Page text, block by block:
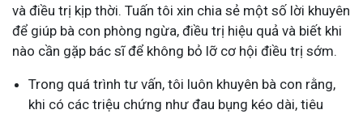
và điều trị kịp thời. Tuấn tôi xin chia sẻ một số lời khuyên
để giúp bà con phòng ngừa, điều trị hiệu quả và biết khi
nào cần gặp bác sĩ để không bỏ lỡ cơ hội điều trị sớm.
Trong quá trình tư vấn, tôi luôn khuyên bà con rằng,
khi có các triệu chứng như đau bụng kéo dài, tiêu